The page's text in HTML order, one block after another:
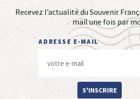
Recevez l’actualité du Souvenir
mail une fois par
ADRESSE E-MAIL
S'INSCRIRE